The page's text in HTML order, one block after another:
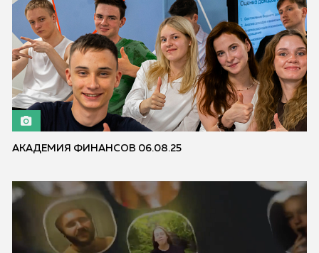
АКАДЕМИЯ ФИНАНСОВ 06.08.25